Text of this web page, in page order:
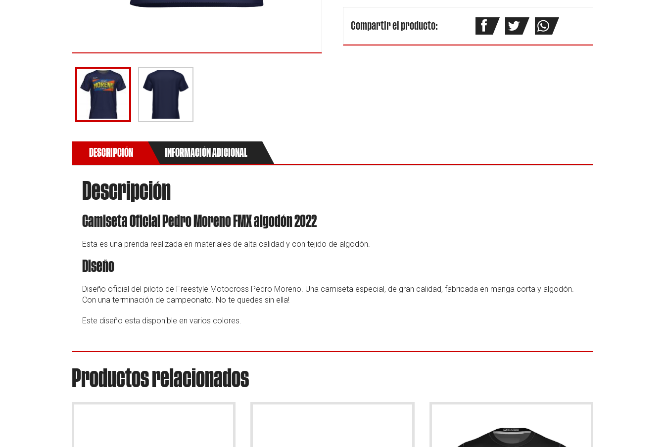
con
estampado
Compartir el producto:
DESCRIPCIÓN INFORMACIÓN ADICIONAL
Descripción
Camiseta Oficial Pedro Moreno FMX algodón 2022
Esta es una prenda realizada en materiales de alta calidad y con tejido de algodón.
Diseño
Diseño oficial del piloto de Freestyle Motocross Pedro Moreno. Una camiseta especial, de gran calidad, fabricada en manga corta y algodón.
Con una terminación de campeonato. No te quedes sin ella!
Este diseño esta disponible en varios colores.
Productos relacionados